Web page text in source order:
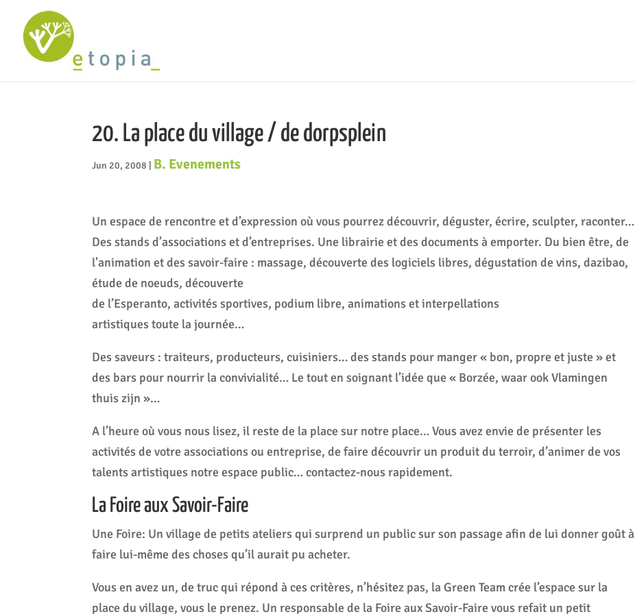
20. La place du village / de dorpsplein
Jun 20, 2008 B. Evenements
Un espace de rencontre et d’expression où vous pourrez découvrir, déguster, écrire, sculpter, raconter…
Des stands d’associations et d’entreprises. Une librairie et des documents à emporter. Du bien être, de
l’animation et des savoir-faire : massage, découverte des logiciels libres, dégustation de vins, dazibao,
étude de noeuds, découverte
de l’Esperanto, activités sportives, podium libre, animations et interpellations
artistiques toute la journée…
Des saveurs : traiteurs, producteurs, cuisiniers… des stands pour manger « bon, propre et juste » et
des bars pour nourrir la convivialité… Le tout en soignant l’idée que « Borzée, waar ook Vlamingen
thuis zijn »…
A l’heure où vous nous lisez, il reste de la place sur notre place… Vous avez envie de présenter les
activités de votre associations ou entreprise, de faire découvrir un produit du terroir, d’animer de vos
talents artistiques notre espace public… contactez-nous rapidement.
La Foire aux Savoir-Faire
Une Foire: Un village de petits ateliers qui surprend un public sur son passage afin de lui donner goût à
faire lui-même des choses qu’il aurait pu acheter.
Vous en avez un, de truc qui répond à ces critères, n’hésitez pas, la Green Team crée l’espace sur la
place du village, vous le prenez. Un responsable de la Foire aux Savoir-Faire vous refait un petit